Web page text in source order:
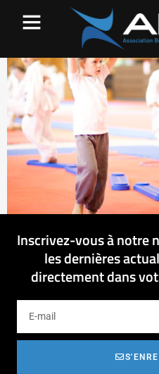
Inscrivez-vous à notre
les dernières
directement dans